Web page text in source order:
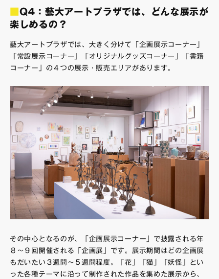
Q4：藝大アートプラザでは、どんな展示が
楽しめるの？
藝大アートプラザでは、大きく分けて「企画展示コーナー」
「常設展示コーナー」「オリジナルグッズコーナー」「書籍
コーナー」の４つの展示・販売エリアがあります。
その中心となるのが、「企画展示コーナー」で披露される年
８～９回開催される「企画展」です。展示期間はどの企画展
もだいたい３週間～５週間程度。「花」「猫」「妖怪」とい
った各種テーマに沿って制作された作品を集めた展示から、